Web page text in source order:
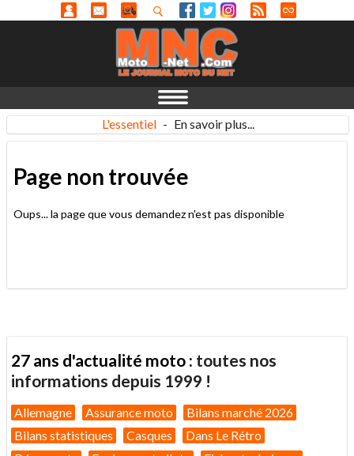
L'essentiel - En savoir plus...
Page non trouvée
Oups... la page que vous demandez n'est pas disponible
27 ans d'actualité moto : toutes nos
informations depuis 1999 !
Allemagne Assurance moto
Bilans marché 2026
Bilans statistiques
Casques
Dans Le Rétro